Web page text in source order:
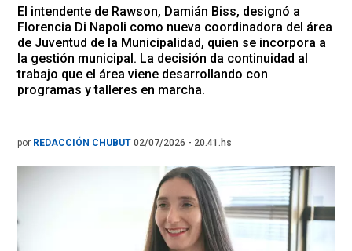
El intendente de Rawson, Damián Biss, designó a
Florencia Di Napoli como nueva coordinadora del área
de Juventud de la Municipalidad, quien se incorpora a
la gestión municipal. La decisión da continuidad al
trabajo que el área viene desarrollando con
programas y talleres en marcha.
por REDACCIÓN CHUBUT 02/07/2026 - 20.41.hs